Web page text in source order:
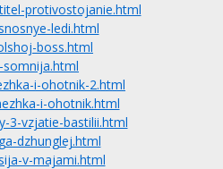
protivostojanie.html
ledi.html
boss.html
somnija.html
i-ohotnik-2.html
i-ohotnik.html
3-vzjatie-bastilii.html
dzhunglej.html
v-majami.html